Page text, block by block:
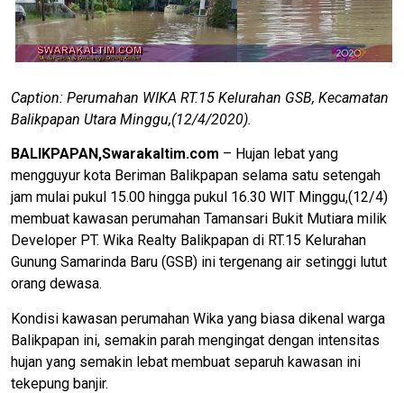
Caption: Perumahan WIKA RT.15 Kelurahan GSB, Kecamatan
Balikpapan Utara Minggu,(12/4/2020).
BALIKPAPAN,Swarakaltim.com – Hujan lebat yang
mengguyur kota Beriman Balikpapan selama satu setengah
jam mulai pukul 15.00 hingga pukul 16.30 WIT Minggu,(12/4)
membuat kawasan perumahan Tamansari Bukit Mutiara milik
Developer PT. Wika Realty Balikpapan di RT.15 Kelurahan
Gunung Samarinda Baru (GSB) ini tergenang air setinggi lutut
orang dewasa.
Kondisi kawasan perumahan Wika yang biasa dikenal warga
Balikpapan ini, semakin parah mengingat dengan intensitas
hujan yang semakin lebat membuat separuh kawasan ini
tekepung banjir.